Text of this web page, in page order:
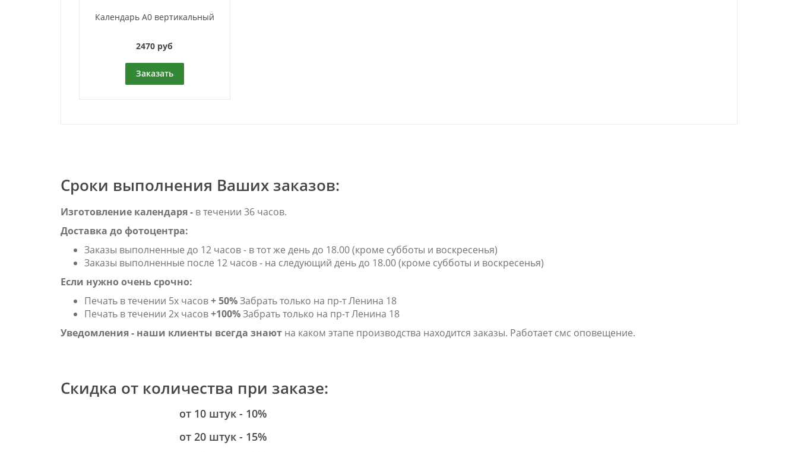
Календарь A0 вертикальный
2470 руб
Заказать
Сроки выполнения Ваших заказов:
Изготовление календаря - в течении 36 часов.
Доставка до фотоцентра:
Заказы выполненные до 12 часов - в тот же день до 18.00 (кроме субботы и воскресенья)
Заказы выполненные после 12 часов - на следующий день до 18.00 (кроме субботы и воскресенья)
Если нужно очень срочно:
Печать в течении 5х часов+ 50%Забрать только на пр-т Ленина 18
Печать в течении 2х часов+100%Забрать только на пр-т Ленина 18
Уведомления - наши клиенты всегда знают на каком этапе производства находится заказы. Работает смс оповещение.
Скидка от количества при заказе:
от 10 штук - 10%
от 20 штук - 15%